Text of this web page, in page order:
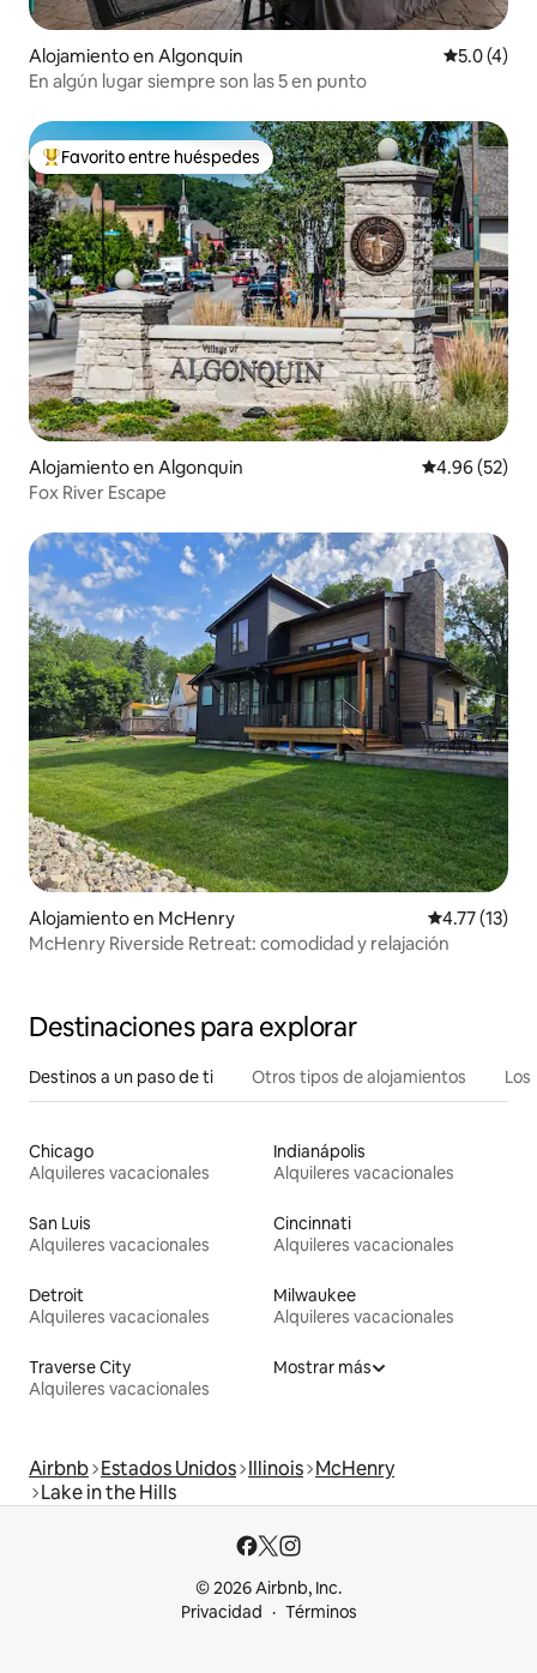
Alojamiento en Algonquin
5.0 (4)
En algún lugar siempre son las 5 en punto
Favorito entre huéspedes preferido
Favorito entre huéspedes
Alojamiento en Algonquin Calificación
4.96 (52)
Fox River Escape
Alojamiento en McHenry Calificación
4.77 (13)
McHenry Riverside Retreat: comodidad y relajación
Destinaciones para explorar
Destinos a un paso de ti Otros tipos de alojamientos
Chicago
Alquileres vacacionales
Indianápolis
Alquileres vacacionales
San Luis
Alquileres vacacionales
Cincinnati
Alquileres vacacionales
Detroit
Alquileres vacacionales
Milwaukee
Alquileres vacacionales
Traverse City
Alquileres vacacionales
Mostrar más
Airbnb Estados Unidos Illinois McHenry
Lake in the Hills
© 2026 Airbnb, Inc.
Privacidad
Términos